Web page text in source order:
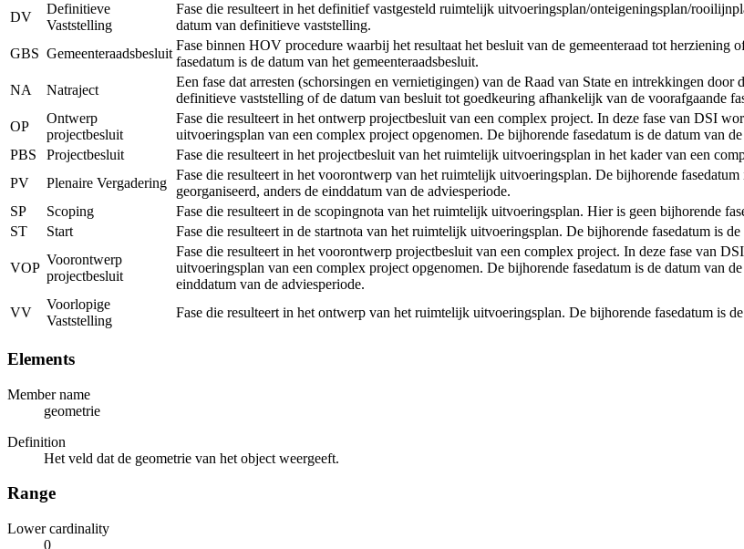
DV
Definitieve
Vaststelling
Fase die resulteert in het definitief vastgesteld ruimtelijk uitvoeringsplan/onteigeningsplan/
datum van definitieve vaststelling.
GBS Gemeenteraadsbesluit
Fase binnen HOV procedure waarbij het resultaat het besluit van de gemeenteraad tot
fasedatum is de datum van het gemeenteraadsbesluit.
NA
Natraject
Een fase dat arresten (schorsingen en vernietigingen) van de Raad van State en intrekkingen
definitieve vaststelling of de datum van besluit tot goedkeuring afhankelijk van de voorafgaande
OP
Ontwerp
projectbesluit
Fase die resulteert in het ontwerp projectbesluit van een complex project. In deze fase van DSI
uitvoeringsplan van een complex project opgenomen. De bijhorende fasedatum is de datum van
PBS
Projectbesluit
Fase die resulteert in het projectbesluit van het ruimtelijk uitvoeringsplan in het kader van een
PV
Plenaire Vergadering
Fase die resulteert in het voorontwerp van het ruimtelijk uitvoeringsplan. De bijhorende
georganiseerd, anders de einddatum van de adviesperiode.
SP
Scoping
Fase die resulteert in de scopingnota van het ruimtelijk uitvoeringsplan. Hier is geen bijhorende
ST
Start Fase die resulteert in de startnota van het ruimtelijk uitvoeringsplan. De bijhorende fasedatum is
VOP
Voorontwerp
projectbesluit
Fase die resulteert in het voorontwerp projectbesluit van een complex project. In deze fase van
uitvoeringsplan van een complex project opgenomen. De bijhorende fasedatum is de datum van
einddatum van de adviesperiode.
VV
Voorlopige
Vaststelling
Fase die resulteert in het ontwerp van het ruimtelijk uitvoeringsplan. De bijhorende fasedatum is
Elements
Member name
geometrie
Definition
Het veld dat de geometrie van het object weergeeft.
Range
Lower cardinality
0